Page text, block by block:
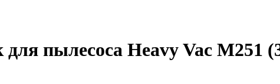
пылесоса Heavy Vac M251